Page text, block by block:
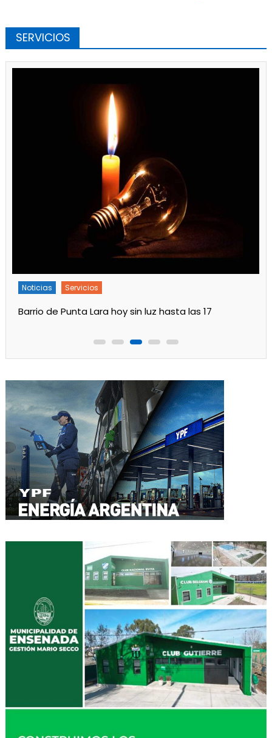
SERVICIOS
Noticias Servicios
Barrio de Punta Lara hoy sin luz hasta las 17